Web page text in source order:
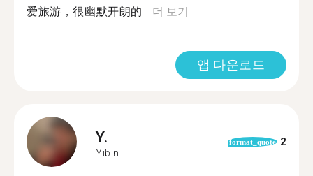
爱旅游，很幽默开朗的...더 보기
앱 다운로드
Y.
Yibin
format_quote 2